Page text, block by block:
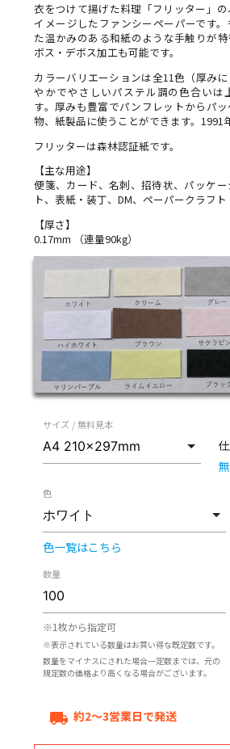
衣をつけて揚げた料理「フリッター」
イメージしたファンシーペーパーです
た温かみのある和紙のような手触りが
ボス・デボス加工も可能です。
カラーバリエーションは全11色（厚み
やかでやさしいパステル調の色合いは
す。厚みも豊富でパンフレットからパ
物、紙製品に使うことができます。1991
フリッターは森林認証紙です。
【主な用途】
便箋、カード、名刺、招待状、パッケ
ト、表紙・装丁、DM、ペーパークラフト
【厚さ】
0.17mm （連量90kg）
サイズ / 無料見本
色
色一覧はこちら
数量
※1枚から指定可
※表示されている数量はお買い得な既定数です。
数量をマイナスにされた場合一定数までは、元の
規定数の価格より高くなる場合がございます。
local_shipping 約2～3営業日で発送